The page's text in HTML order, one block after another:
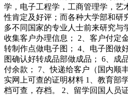
学，电子工程学，工商管理学，艺
性肯定及好评；而各种大学部和研
多不同国家的专业人士前来研究与
收集客户办理信息； 2、客户付定
转制作点做电子图； 4、电子图做
图确认好转成品部做成品； 6、成
付余款； 7、快递给客户（国内顺
实网上可查的证明材料 1、教育部
档可查，存档。 2、留学回国人员